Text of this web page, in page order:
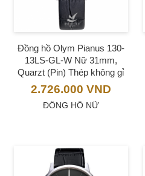
Đồng hồ Olym Pianus 130-
13LS-GL-W Nữ 31mm,
Quarzt (Pin) Thép không gỉ
2.726.000 VND
ĐỒNG HỒ NỮ